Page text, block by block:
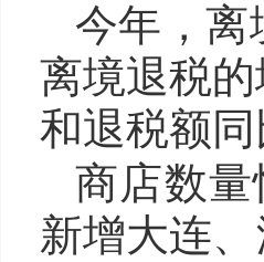
今年，
离境退税
和退税额
商店数
新增大连